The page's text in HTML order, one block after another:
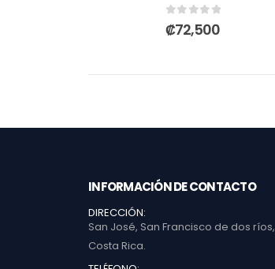
0out of 5
₡72,500
INFORMACIÓN DE CONTACTO
DIRECCIÓN:
San José, San Francisco de dos ríos,
Costa Rica.